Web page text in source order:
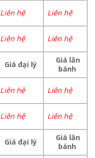
Liên hệ Liên hệ
Liên hệ Liên hệ
Giá đại lý
Giá lăn
bánh
Liên hệ Liên hệ
Liên hệ Liên hệ
Giá đại lý
Giá lăn
bánh